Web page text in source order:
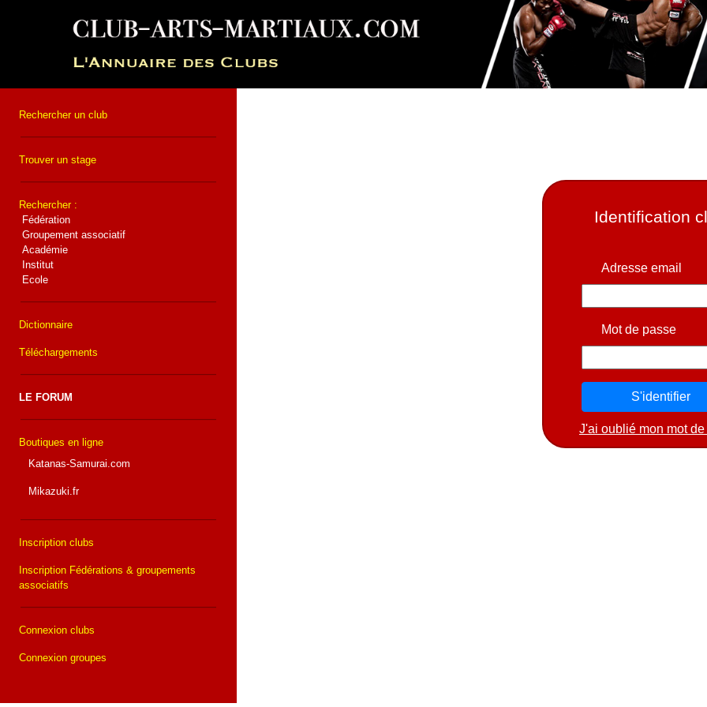
Rechercher un club
Trouver un stage
Rechercher :
Fédération
Groupement associatif
Académie
Institut
Ecole
Dictionnaire
Téléchargements
LE FORUM
Boutiques en ligne
Katanas-Samurai.com
Mikazuki.fr
Inscription clubs
Inscription Fédérations & groupements
associatifs
Connexion clubs
Connexion groupes
Identification
Adresse email
Mot de passe
J'ai oublié mon mot